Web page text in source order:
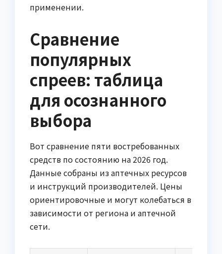
применении.
Сравнение
популярных
спреев: таблица
для осознанного
выбора
Вот сравнение пяти востребованных
средств по состоянию на 2026 год.
Данные собраны из аптечных ресурсов
и инструкций производителей. Цены
ориентировочные и могут колебаться в
зависимости от региона и аптечной
сети.